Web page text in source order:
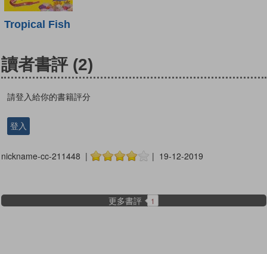
Tropical Fish
讀者書評 (2)
請登入給你的書籍評分
登入
nickname-cc-211448 | | 19-12-2019
更多書評 1